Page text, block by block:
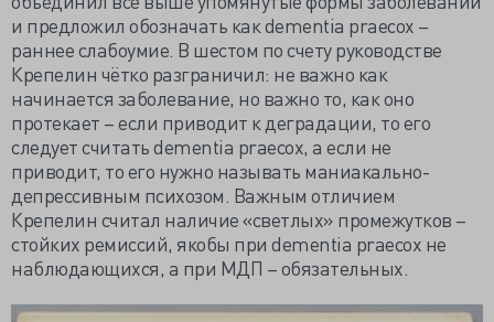
и предложил обозначать как dementia praecox –
раннее слабоумие. В шестом по счету руководстве
Крепелин чётко разграничил: не важно как
начинается заболевание, но важно то, как оно
протекает – если приводит к деградации, то его
следует считать dementia praecox, а если не
приводит, то его нужно называть маниакально-
депрессивным психозом. Важным отличием
Крепелин считал наличие «светлых» промежутков –
стойких ремиссий, якобы при dementia praecox не
наблюдающихся, а при МДП – обязательных.